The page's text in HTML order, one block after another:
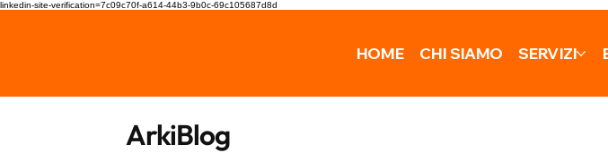
linkedin-site-verification=7c09c70f-a614-44b3-9b0c-69c105687d8d
HOME CHI SIAMO SERVIZI
ArkiBlog